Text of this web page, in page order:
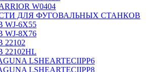
W0404
ДЛЯ ФУГОВАЛЬНЫХ СТАНКОВ
WJ-6X55
WJ-8X76
22102
22102HL
LSHEARTECIIPP6
LSHEARTECIIPP8